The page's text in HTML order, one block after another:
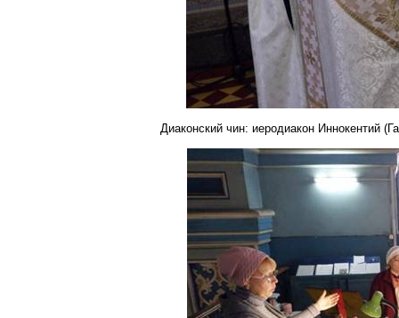
Диаконский чин: иеродиакон Иннокентий